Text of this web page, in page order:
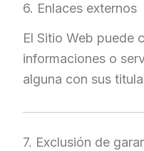
6. Enlaces externos
El Sitio Web puede
informaciones o
alguna con sus
7. Exclusión de